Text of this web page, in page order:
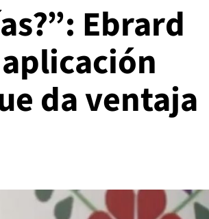
Ebrard
da ventaja